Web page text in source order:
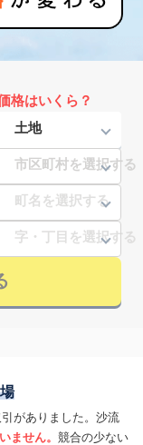
格はいくら？
がありました。沙流
ません。 競合の少ない